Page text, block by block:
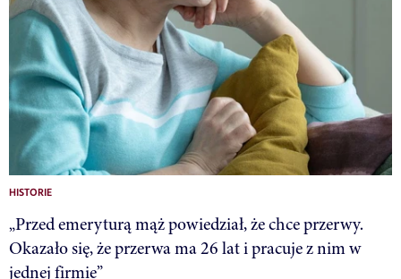
HISTORIE
„Przed emeryturą mąż powiedział, że chce przerwy.
Okazało się, że przerwa ma 26 lat i pracuje z nim w
jednej firmie”